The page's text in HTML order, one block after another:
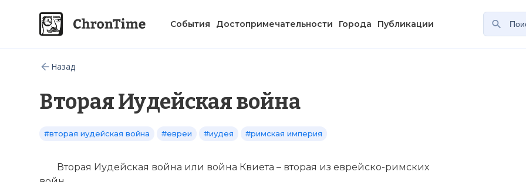
События Достопримечательности Города Публикации
Назад
Вторая Иудейская война
#вторая иудейская война #евреи #иудея #римская империя
Вторая Иудейская война или война Квиета – вторая из еврейско-римских